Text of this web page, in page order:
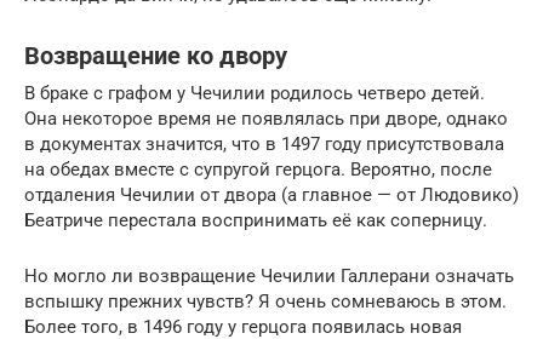
Возвращение ко двору
В браке с графом у Чечилии родилось четверо детей.
Она некоторое время не появлялась при дворе, однако
в документах значится, что в 1497 году присутствовала
на обедах вместе с супругой герцога. Вероятно, после
отдаления Чечилии от двора (а главное — от Людовико)
Беатриче перестала воспринимать её как соперницу.
Но могло ли возвращение Чечилии Галлерани означать
вспышку прежних чувств? Я очень сомневаюсь в этом.
Более того, в 1496 году у герцога появилась новая